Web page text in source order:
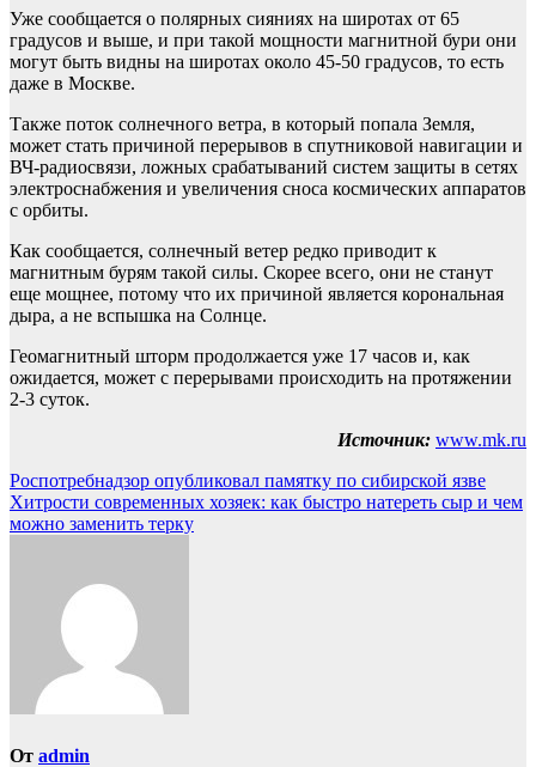
Уже сообщается о полярных сияниях на широтах от 65
градусов и выше, и при такой мощности магнитной бури они
могут быть видны на широтах около 45-50 градусов, то есть
даже в Москве.
Также поток солнечного ветра, в который попала Земля,
может стать причиной перерывов в спутниковой навигации и
ВЧ-радиосвязи, ложных срабатываний систем защиты в сетях
электроснабжения и увеличения сноса космических аппаратов
с орбиты.
Как сообщается, солнечный ветер редко приводит к
магнитным бурям такой силы. Скорее всего, они не станут
еще мощнее, потому что их причиной является корональная
дыра, а не вспышка на Солнце.
Геомагнитный шторм продолжается уже 17 часов и, как
ожидается, может с перерывами происходить на протяжении
2-3 суток.
Источник: www.mk.ru
Навигация
по
Роспотребнадзор опубликовал памятку по сибирской язве
Хитрости современных хозяек: как быстро натереть сыр и чем
можно заменить терку
От admin